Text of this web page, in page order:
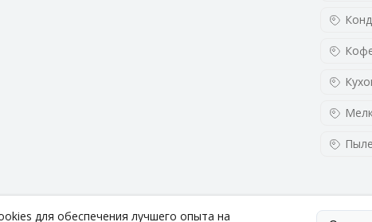
для обеспечения лучшего опыта на